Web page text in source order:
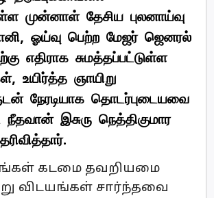
முன்னாள் தேசிய புலனாய்வு
ஓய்வு பெற்ற மேஜர் ஜெனரல்
எதிராக சுமத்தப்பட்டுள்ள
உயிர்த்த ஞாயிறு
நேரடியாக தொடர்புடையவை
இசுரு நெத்திகுமார
கடமை தவறியமை
விடயங்கள் சார்ந்தவை